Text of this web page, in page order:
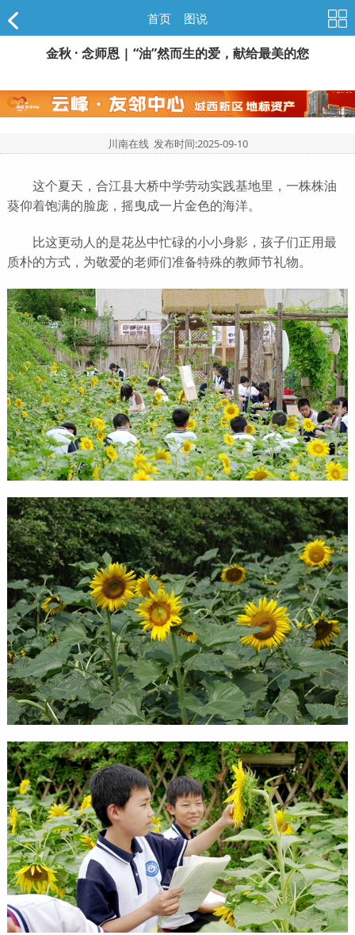
首页 图说
金秋 · 念师恩 | “油”然而生的爱，献给最美的您
川南在线 发布时间:2025-09-10
这个夏天，合江县大桥中学劳动实践基地里，一株株油
葵仰着饱满的脸庞，摇曳成一片金色的海洋。
比这更动人的是花丛中忙碌的小小身影，孩子们正用最
质朴的方式，为敬爱的老师们准备特殊的教师节礼物。